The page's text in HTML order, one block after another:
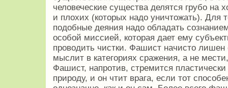
человеческие существа делятся грубо
и плохих (которых надо уничтожать). Для
подобные деяния надо обладать
особой миссией, которая дает ему
проводить чистки. Фашист начисто лишен
мыслит в категориях сражения, а не
Фашист, напротив, стремится
природу, и он чтит врага, если тот